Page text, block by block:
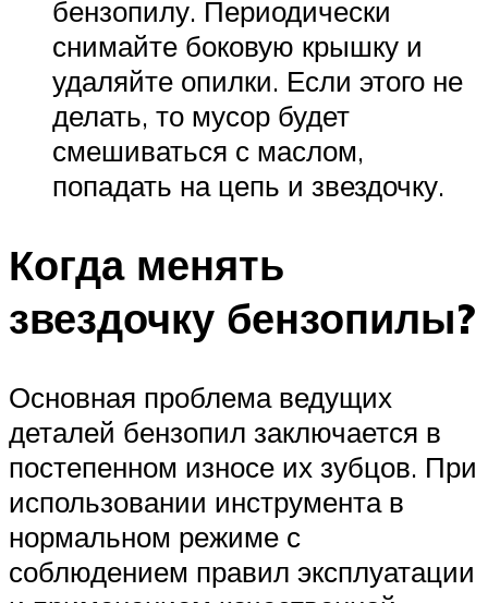
бензопилу. Периодически
снимайте боковую крышку и
удаляйте опилки. Если этого не
делать, то мусор будет
смешиваться с маслом,
попадать на цепь и звездочку.
Когда менять
звездочку бензопилы?
Основная проблема ведущих
деталей бензопил заключается в
постепенном износе их зубцов. При
использовании инструмента в
нормальном режиме с
соблюдением правил эксплуатации